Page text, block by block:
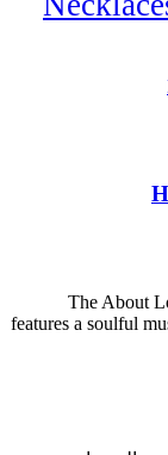
The About
features a soulful